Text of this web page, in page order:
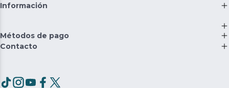
Información
Métodos de pago
Contacto